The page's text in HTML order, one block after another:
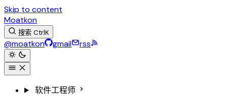
Skip to content
Moatkon
搜索 CtrlK
@moatkon gmail rss
软件工程师